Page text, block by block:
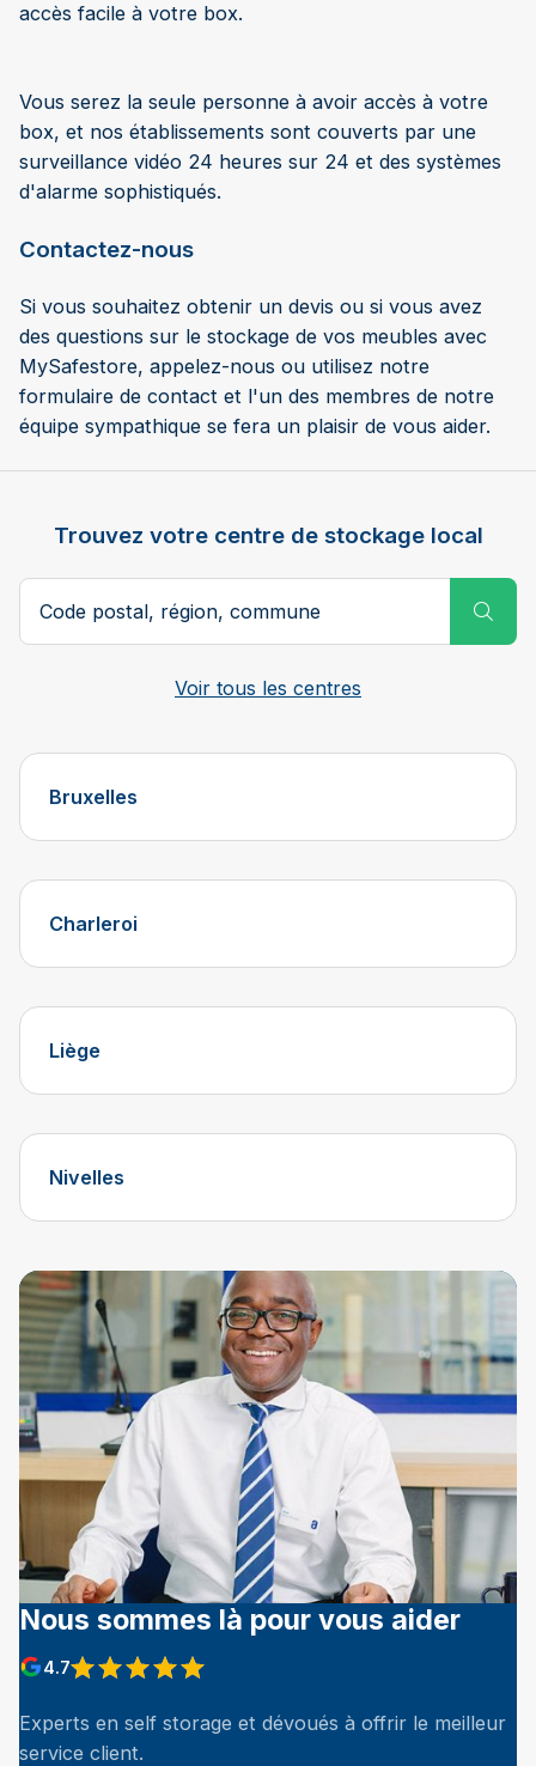
accès facile à votre box.
Vous serez la seule personne à avoir accès à votre
box, et nos établissements sont couverts par une
surveillance vidéo 24 heures sur 24 et des systèmes
d'alarme sophistiqués.
Contactez-nous
Si vous souhaitez obtenir un devis ou si vous avez
des questions sur le stockage de vos meubles avec
MySafestore, appelez-nous ou utilisez notre
formulaire de contact et l'un des membres de notre
équipe sympathique se fera un plaisir de vous aider.
Trouvez votre centre de stockage local
Code postal ou ville
Voir tous les centres
Bruxelles
Charleroi
Liège
Nivelles
Nous sommes là pour vous aider
4.7
Experts en self storage et dévoués à offrir le meilleur
service client.